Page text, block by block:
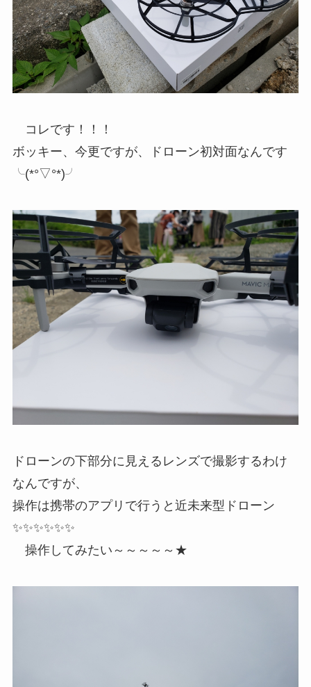
コレです！！！
ボッキー、今更ですが、ドローン初対面なんです
╰(*°▽°*)╯
ドローンの下部分に見えるレンズで撮影するわけ
なんですが、
操作は携帯のアプリで行うと近未来型ドローン
✨✨✨✨✨✨
操作してみたい～～～～～★